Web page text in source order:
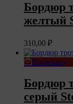
Бордюр
желтый
310,00 ₽
В корзину
Бордюр
серый